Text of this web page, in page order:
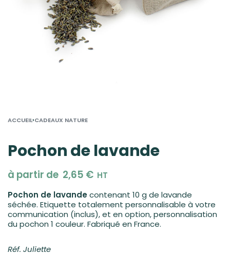
ACCUEIL›CADEAUX NATURE
Pochon de lavande
à partir de 2,65 € HT
Pochon de lavandecontenant 10 g de lavande
séchée. Etiquette totalement personnalisable à votre
communication (inclus), et en option, personnalisation
du pochon 1 couleur. Fabriqué en France.
Réf. Juliette